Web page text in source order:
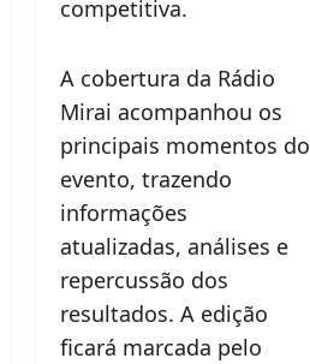
competitiva.
A cobertura da Rádio
Mirai acompanhou os
principais momentos do
evento, trazendo
informações
atualizadas, análises e
repercussão dos
resultados. A edição
ficará marcada pelo